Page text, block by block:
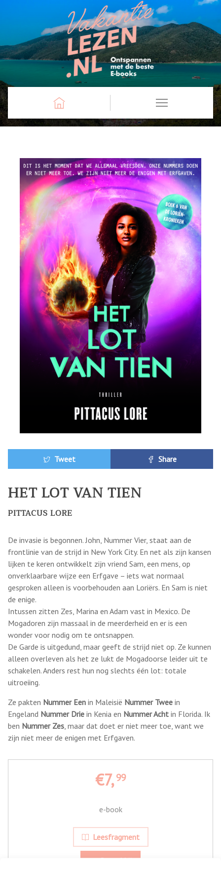
Tweet Share
HET LOT VAN TIEN
PITTACUS LORE
De invasie is begonnen. John, Nummer Vier, staat aan de
frontlinie van de strijd in New York City. En net als zijn kansen
lijken te keren ontwikkelt zijn vriend Sam, een mens, op
onverklaarbare wijze een Erfgave – iets wat normaal
gesproken alleen is voorbehouden aan Loriërs. En Sam is niet
de enige.
Intussen zitten Zes, Marina en Adam vast in Mexico. De
Mogadoren zijn massaal in de meerderheid en er is een
wonder voor nodig om te ontsnappen.
De Garde is uitgedund, maar geeft de strijd niet op. Ze kunnen
alleen overleven als het ze lukt de Mogadoorse leider uit te
schakelen. Anders rest hun nog slechts één lot: totale
uitroeiing.
Ze pakten Nummer Een in Maleisië Nummer Twee in
Engeland Nummer Drie in Kenia en Nummer Acht in Florida. Ik
ben Nummer Zes, maar dat doet er niet meer toe, want we
zijn niet meer de enigen met Erfgaven.
€7,99
e-book
Leesfragment
Bestel bij